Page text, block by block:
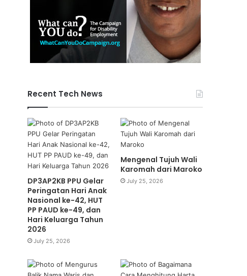
Recent Tech News
DP3AP2KB PPU Gelar
Peringatan Hari Anak
Nasional ke-42, HUT
PP PAUD ke-49, dan
Hari Keluarga Tahun
2026
July 25, 2026
Mengenal Tujuh Wali
Karomah dari Maroko
July 25, 2026